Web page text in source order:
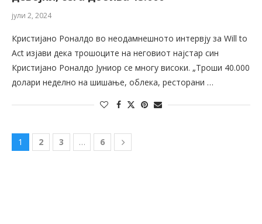
јули 2, 2024
Кристијано Роналдо во неодамнешното интервју за Will to
Act изјави дека трошоците на неговиот најстар син
Кристијано Роналдо Јуниор се многу високи. „Троши 40.000
долари неделно на шишање, облека, ресторани …
1 2 3 … 6